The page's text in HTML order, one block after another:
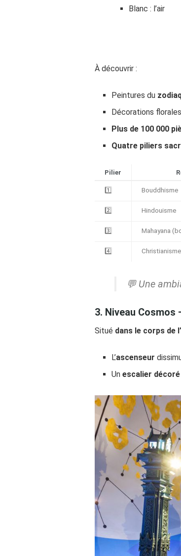
Blanc : l’air
À découvrir :
Peintures du
Décorations
Plus de 100 000
Quatre piliers
Pilier
1️⃣ Bouddhisme
2️⃣ Hindouisme
3️⃣ Mahayana
4️⃣ Christianisme
💬 Une
3. Niveau Cosmos
Situé dans le corps de
L’ascenseur
Unescalier décoré